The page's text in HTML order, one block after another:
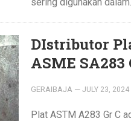
DIstributor
ASME
GERAIBAJA — JULY 23, 2024
Plat ASTM A283 Gr C